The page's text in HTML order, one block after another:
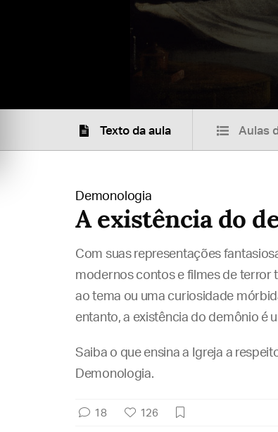
Texto da aula Aulas
Demonologia
A existência do
Com suas representações
modernos contos e filmes de terror
ao tema ou uma curiosidade
entanto, a existência do demônio é
Saiba o que ensina a Igreja a
Demonologia.
18 126